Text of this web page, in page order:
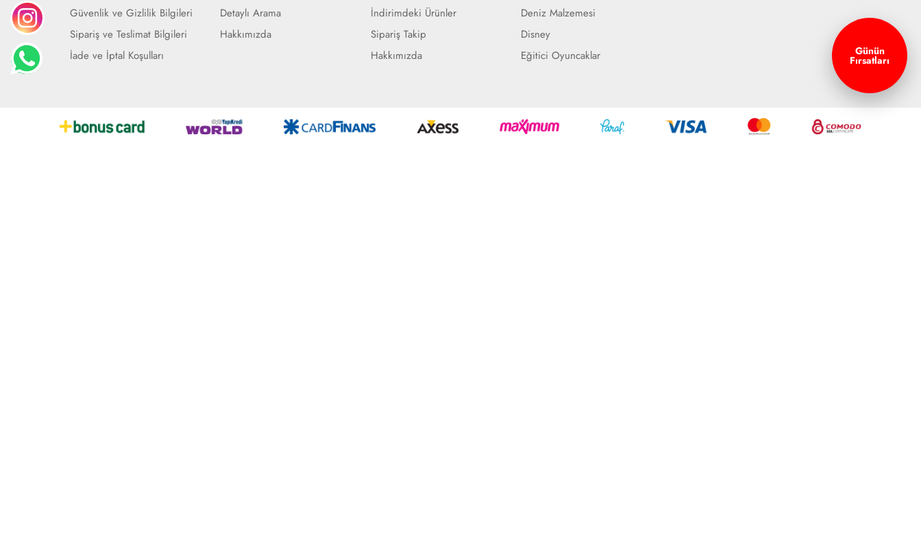
Güvenlik ve Gizlilik Bilgileri
Sipariş ve Teslimat Bilgileri
İade ve İptal Koşulları
Detaylı Arama
Hakkımızda
İndirimdeki Ürünler
Sipariş Takip
Hakkımızda
Deniz Malzemesi
Disney
Eğitici Oyuncaklar
Günün
Fırsatları